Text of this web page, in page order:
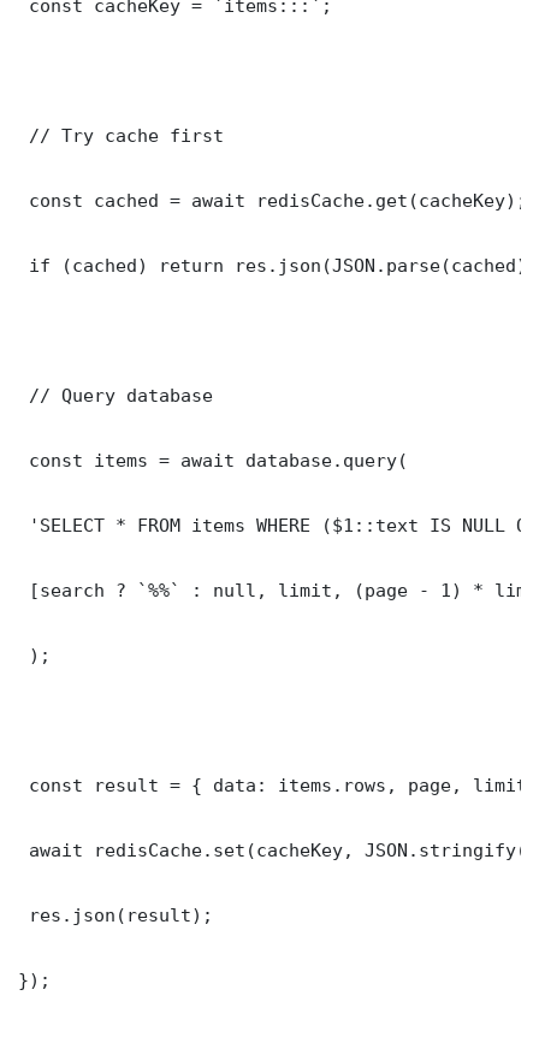
const cacheKey = `items:::`;
// Try cache first
const cached = await redisCache.get(cacheKey);
if (cached) return
// Query database
const items = await database.query(
'SELECT * FROM items WHERE ($1::text IS NULL
[search ? `%%` : null, limit, (page - 1) *
);
const result = { data: items.rows, page,
await redisCache.set(cacheKey,
res.json(result);
});